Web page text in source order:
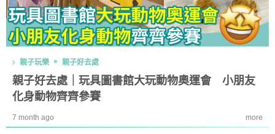
親子玩樂 親子好去處
親子好去處｜玩具圖書館大玩動物奧運會 小朋友
化身動物齊齊參賽
7 month ago more